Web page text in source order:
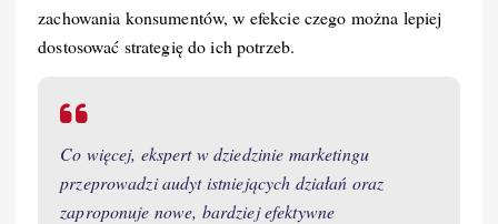
zachowania konsumentów, w efekcie czego można lepiej
dostosować strategię do ich potrzeb.
Co więcej, ekspert w dziedzinie marketingu
przeprowadzi audyt istniejących działań oraz
zaproponuje nowe, bardziej efektywne